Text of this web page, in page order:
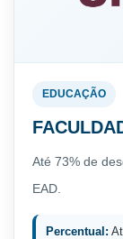
EDUCAÇÃO
Até 73% de
EAD.
Percentual: